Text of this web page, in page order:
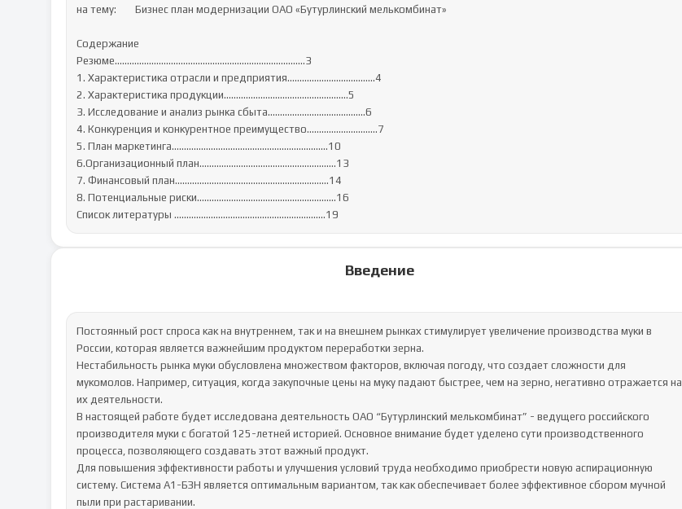
на тему:	Бизнес план модернизации ОАО «Бутурлинский мелькомбинат»
Содержание
Резюме……………………………………………………………………3
1. Характеристика отрасли и предприятия……………………………...4
2. Характеристика продукции……………………………………………5
3. Исследование и анализ рынка сбыта………………………………....6
4. Конкуренция и конкурентное преимущество…………………….….7
5. План маркетинга……………………………………………………....10
6.Организационный план…………………………………………….….13
7. Финансовый план……………………………………………………...14
8. Потенциальные риски………………………………………………...16
Список литературы ……………………………………………………..19
Введение
Постоянный рост спроса как на внутреннем, так и на внешнем рынках стимулирует увеличение производства муки в
России, которая является важнейшим продуктом переработки зерна.
Нестабильность рынка муки обусловлена множеством факторов, включая погоду, что создает сложности для
мукомолов. Например, ситуация, когда закупочные цены на муку падают быстрее, чем на зерно, негативно отражается на
их деятельности.
В настоящей работе будет исследована деятельность ОАО “Бутурлинский мелькомбинат” - ведущего российского
производителя муки с богатой 125-летней историей. Основное внимание будет уделено сути производственного
процесса, позволяющего создавать этот важный продукт.
Для повышения эффективности работы и улучшения условий труда необходимо приобрести новую аспирационную
систему. Система А1-БЗН является оптимальным вариантом, так как обеспечивает более эффективное сбором мучной
пыли при растаривании.